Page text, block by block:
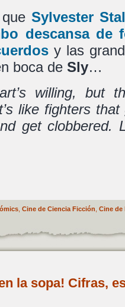
queSylvester
descansa de
y las
boca de Sly…
willing, but
like fighters
get clobbered.
, Cine de Ciencia Ficción Cine de
la sopa! Cifras,